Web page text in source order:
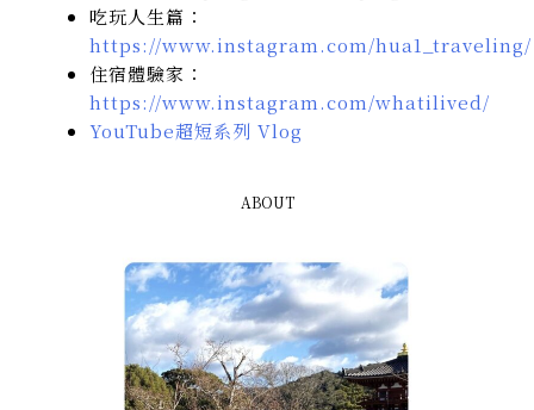
吃玩人生篇：
https://www.instagram.com/hua1_traveling/
住宿體驗家：
https://www.instagram.com/whatilived/
YouTube超短系列 Vlog
ABOUT